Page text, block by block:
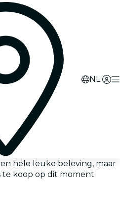
NL
hele leuke beleving, maar
te koop op dit moment